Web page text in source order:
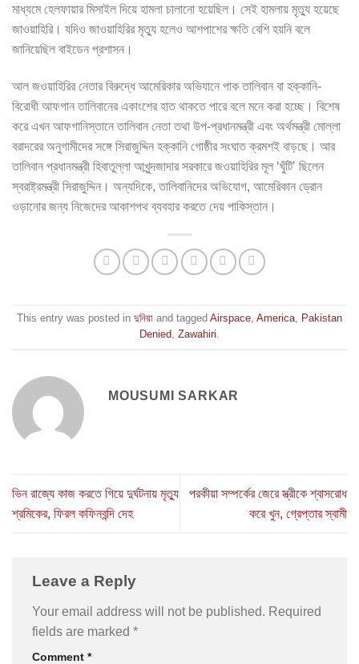
মাধ্যমে হেলফায়ার মিসাইল দিয়ে হামলা চালানো হয়েছিল। সেই হামলায় মৃত্যু হয়েছে
জাওয়াহিরি। যদিও জাওয়াহিরির মৃত্যু হলেও আশপাশের ক্ষতি বেশি হয়নি বলে
জানিয়েছিল বাইডেন প্রশাসন।
আল জওয়াহিরির নেতার বিরুদ্ধে আমেরিকার অভিযানে পাক তালিবান বা হক্কানি-
বিরোধী আফগান তালিবানের একাংশের হাত থাকতে পারে বলে মনে করা হচ্ছে। বিশেষ
করে এখন আফগানিস্তানে তালিবান নেতা তথা উপ-প্রধানমন্ত্রী এবং অর্থমন্ত্রী মোল্লা
বরাদরের অনুগামীদের সঙ্গে সিরাজুদ্দিন হক্কানি গোষ্ঠীর সংঘাত ক্রমশই বাড়ছে। আর
তালিবান প্রধানমন্ত্রী হিবাতুল্লা আখুন্দজাদার সরকারে জওয়াহিরির মূল ‘ঘুঁটি’ ছিলেন
স্বরাষ্ট্রমন্ত্রী সিরাজুদ্দিন। অন্যদিকে, তালিবানিদের অভিযোগ, আমেরিকান ড্রোন
ওড়ানোর জন্য নিজেদের আকাশপথ ব্যবহার করতে দেয় পাকিস্তান।
This entry was posted in দুনিয়া and tagged Airspace, America, Pakistan
Denied, Zawahiri.
MOUSUMI SARKAR
ভিন রাজ্যে কাজ করতে গিয়ে দুর্ঘটনায় মৃত্যু
শ্রমিকের, ফিরল কফিনবন্দি দেহ
পরকীয়া সম্পর্কের জেরে স্ত্রীকে শ্বাসরোধ
করে খুন, গ্রেপ্তার স্বামী
Leave a Reply
Your email address will not be published. Required
fields are marked *
Comment *